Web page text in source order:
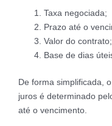
Taxa negociada;
Prazo até o
Valor do contrato;
Base de dias
De forma simplificada,
juros é determinado
até o vencimento.